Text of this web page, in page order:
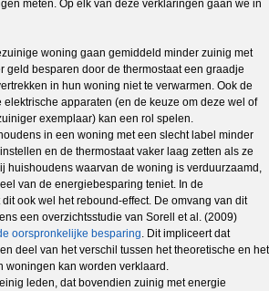
meten. Op elk van deze verklaringen gaan we in
woning gaan gemiddeld minder zuinig met
geld besparen door de thermostaat een graadje
in hun woning niet te verwarmen. Ook de
apparaten (en de keuze om deze wel of
exemplaar) kan een rol spelen.
in een woning met een slecht label minder
en de thermostaat vaker laag zetten als ze
huishoudens waarvan de woning is verduurzaamd,
van de energiebesparing teniet. In de
ook wel het rebound-effect. De omvang van dit
een overzichtsstudie van Sorell et al. (2009)
oorspronkelijke besparing. Dit impliceert dat
deel van het verschil tussen het theoretische en het
woningen kan worden verklaard.
leden, dat bovendien zuinig met energie